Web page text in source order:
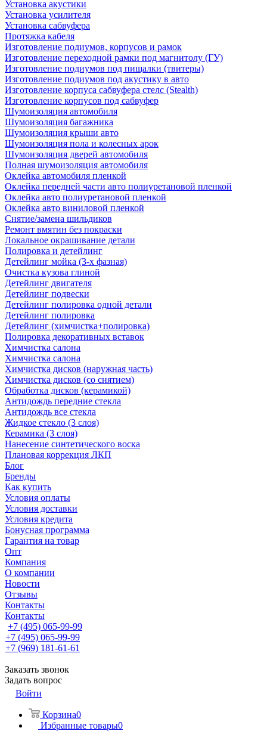
Установка акустики
Установка усилителя
Установка сабвуфера
Протяжка кабеля
Изготовление подиумов, корпусов и рамок
Изготовление переходной рамки под магнитолу (ГУ)
Изготовление подиумов под пищалки (твитеры)
Изготовление подиумов под акустику в авто
Изготовление корпуса сабвуфера стелс (Stealth)
Изготовление корпусов под сабвуфер
Шумоизоляция автомобиля
Шумоизоляция багажника
Шумоизоляция крыши авто
Шумоизоляция пола и колесных арок
Шумоизоляция дверей автомобиля
Полная шумоизоляция автомобиля
Оклейка автомобиля пленкой
Оклейка передней части авто полиуретановой пленкой
Оклейка авто полиуретановой пленкой
Оклейка авто виниловой пленкой
Снятие/замена шильдиков
Ремонт вмятин без покраски
Локальное окрашивание детали
Полировка и детейлинг
Детейлинг мойка (3-х фазная)
Очистка кузова глиной
Детейлинг двигателя
Детейлинг подвески
Детейлинг полировка одной детали
Детейлинг полировка
Детейлинг (химчистка+полировка)
Полировка декоративных вставок
Химчистка салона
Химчистка салона
Химчистка дисков (наружная часть)
Химчистка дисков (со снятием)
Обработка дисков (керамикой)
Антидождь передние стекла
Антидождь все стекла
Жидкое стекло (3 слоя)
Керамика (3 слоя)
Нанесение синтетического воска
Плановая коррекция ЛКП
Блог
Бренды
Как купить
Условия оплаты
Условия доставки
Условия кредита
Бонусная программа
Гарантия на товар
Опт
Компания
О компании
Новости
Отзывы
Контакты
Контакты
+7 (495) 065-99-99
+7 (495) 065-99-99
+7 (969) 181-61-61
Заказать звонок
Задать вопрос
Войти
Корзина0
Избранные товары0